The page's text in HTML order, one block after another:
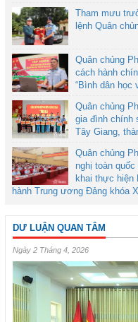
Tham mưu
lệnh Quân
Quân chủng
cách hành
“Bình dân học
Quân chủng
gia đình chính
Tây Giang,
Quân chủng
nghị toàn
khai thực hiện
hành Trung ương Đảng khóa
DƯ LUẬN QUAN TÂM
Ngày 2 Tháng 4, 2026